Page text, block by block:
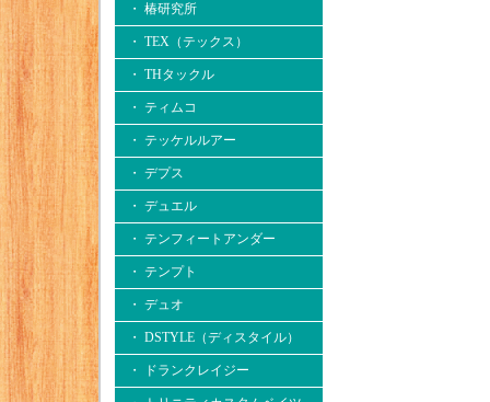
・ 椿研究所
・ TEX（テックス）
・ THタックル
・ ティムコ
・ テッケルルアー
・ デプス
・ デュエル
・ テンフィートアンダー
・ テンプト
・ デュオ
・ DSTYLE（ディスタイル）
・ ドランクレイジー